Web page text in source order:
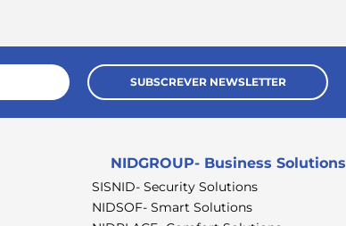
SUBSCREVER NEWSLETTER
NIDGROUP- Business Solutions
SISNID- Security Solutions
NIDSOF- Smart Solutions